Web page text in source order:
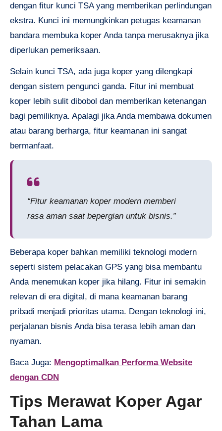
dengan fitur kunci TSA yang memberikan perlindungan
ekstra. Kunci ini memungkinkan petugas keamanan
bandara membuka koper Anda tanpa merusaknya jika
diperlukan pemeriksaan.
Selain kunci TSA, ada juga koper yang dilengkapi
dengan sistem pengunci ganda. Fitur ini membuat
koper lebih sulit dibobol dan memberikan ketenangan
bagi pemiliknya. Apalagi jika Anda membawa dokumen
atau barang berharga, fitur keamanan ini sangat
bermanfaat.
“Fitur keamanan koper modern memberi
rasa aman saat bepergian untuk bisnis.”
Beberapa koper bahkan memiliki teknologi modern
seperti sistem pelacakan GPS yang bisa membantu
Anda menemukan koper jika hilang. Fitur ini semakin
relevan di era digital, di mana keamanan barang
pribadi menjadi prioritas utama. Dengan teknologi ini,
perjalanan bisnis Anda bisa terasa lebih aman dan
nyaman.
Baca Juga: Mengoptimalkan Performa Website
dengan CDN
Tips Merawat Koper Agar
Tahan Lama